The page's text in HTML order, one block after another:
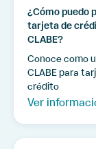
Servicios
digitales
Procesos
sucursales
¿Cómo puedo
tarjeta de
CLABE?
Conoce como
CLABE para
crédito
Ver